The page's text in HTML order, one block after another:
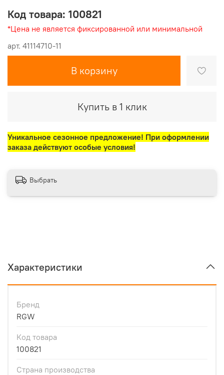
арт. 41114710-11
Код товара: 100821
*Цена не является фиксированной или минимальной
В корзину
Купить в 1 клик
Уникальное сезонное предложение! При оформлении
заказа действуют особые условия!
Выбрать
Характеристики
Бренд
RGW
Код товара
100821
Страна производства